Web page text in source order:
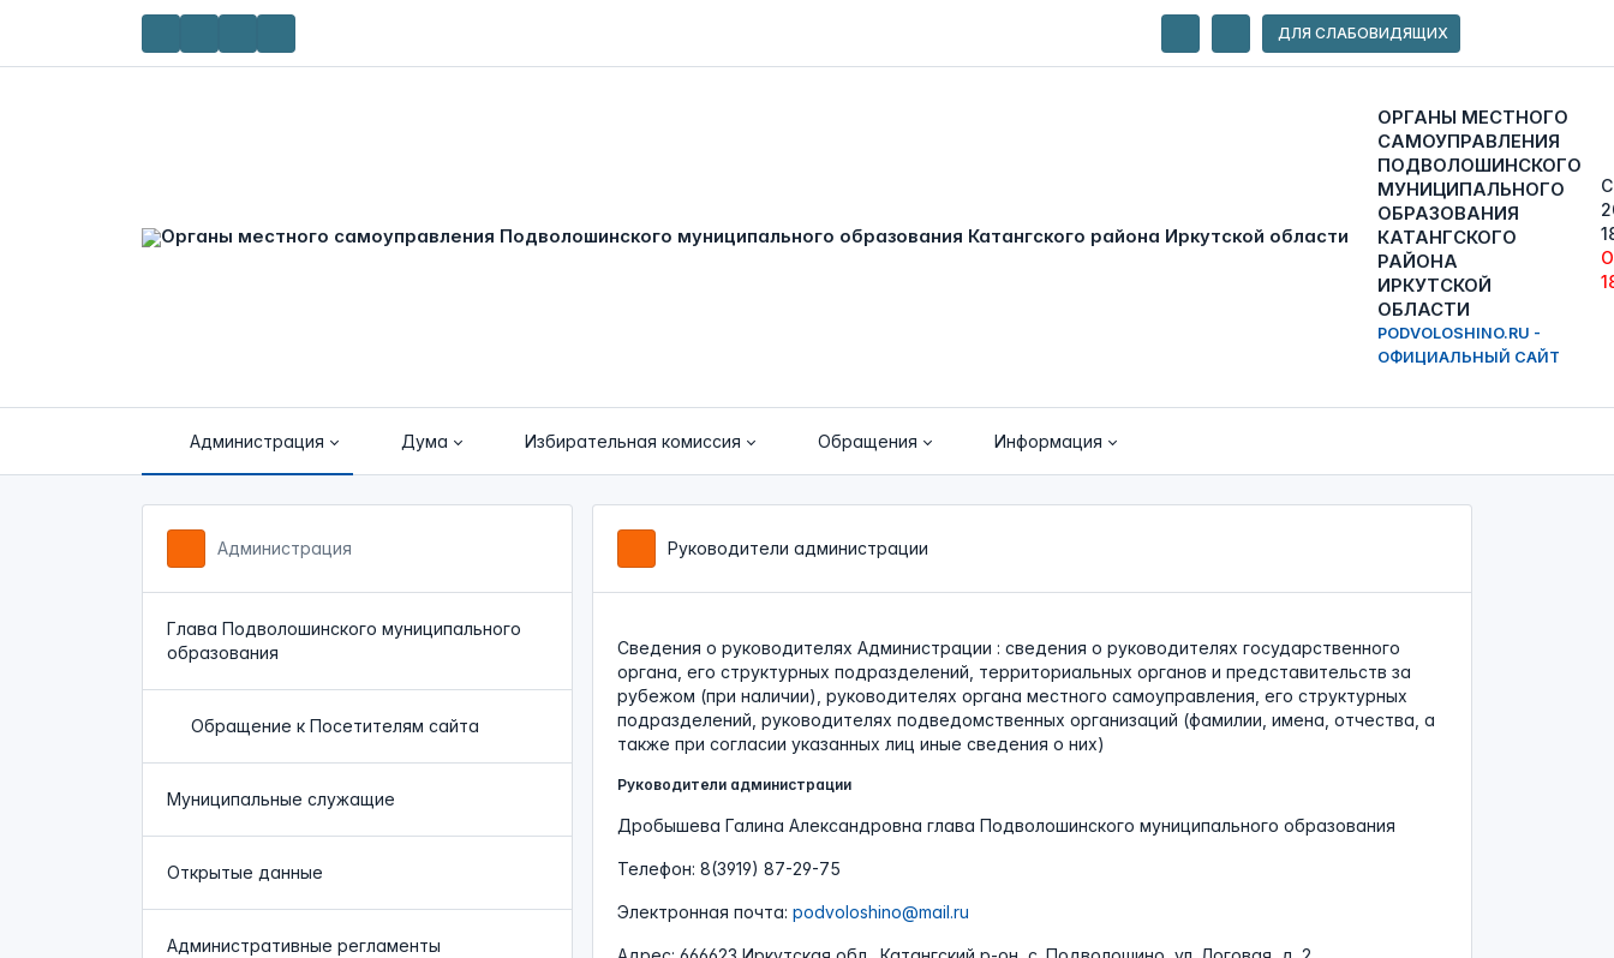
ДЛЯ СЛАБОВИДЯЩИХ
ОРГАНЫ МЕСТНОГО
САМОУПРАВЛЕНИЯ
ПОДВОЛОШИНСКОГО
МУНИЦИПАЛЬНОГО
ОБРАЗОВАНИЯ
КАТАНГСКОГО
РАЙОНА
ИРКУТСКОЙ
ОБЛАСТИ
PODVOLOSHINO.RU -
ОФИЦИАЛЬНЫЙ САЙТ
Администрация Дума Избирательная комиссия Обращения Информация
Администрация
Глава Подволошинского муниципального
образования
Обращение к Посетителям сайта
Муниципальные служащие
Открытые данные
Административные регламенты
Руководители администрации
Cведения о руководителях Администрации : сведения о руководителях государственного
органа, его структурных подразделений, территориальных органов и представительств за
рубежом (при наличии), руководителях органа местного самоуправления, его структурных
подразделений, руководителях подведомственных организаций (фамилии, имена, отчества, а
также при согласии указанных лиц иные сведения о них)
Руководители администрации
Дробышева Галина Александровна глава Подволошинского муниципального образования
Телефон: 8(3919) 87-29-75
Электронная почта: podvoloshino@mail.ru